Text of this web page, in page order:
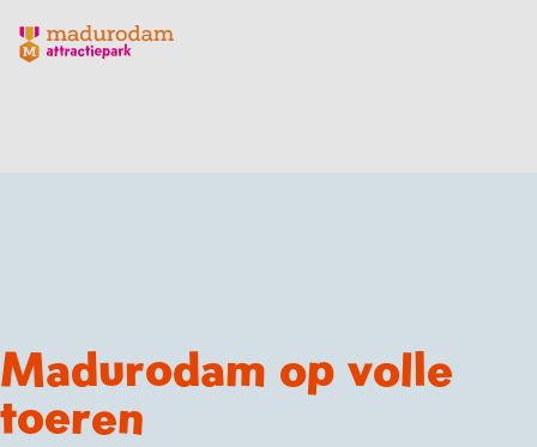
Madurodam logo, naar de homepage
Madurodam op volle
toeren